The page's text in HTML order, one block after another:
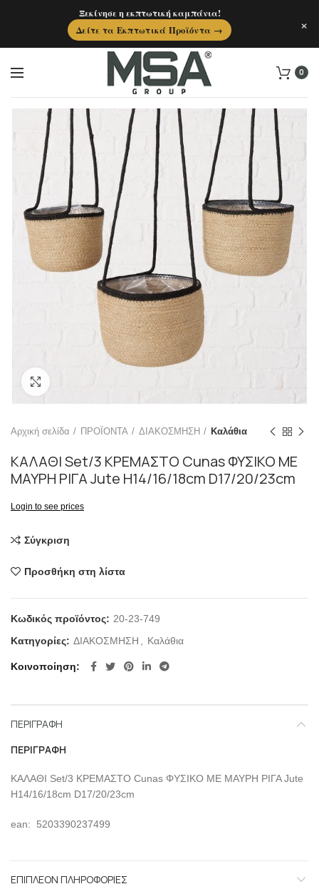
0
Αρχική σελίδα ΠΡΟΪΟΝΤΑ ΔΙΑΚΟΣΜΗΣΗ Καλάθια
ΚΑΛΑΘΙ Set/3 ΚΡΕΜΑΣΤΟ Cunas ΦΥΣΙΚΟ ΜΕ
ΜΑΥΡΗ ΡΙΓΑ Jute H14/16/18cm D17/20/23cm
Login to see prices
Σύγκριση
Προσθήκη στη λίστα
Κωδικός προϊόντος: 20-23-749
Κατηγορίες: ΔΙΑΚΟΣΜΗΣΗ Καλάθια
Κοινοποίηση
ΠΕΡΙΓΡΑΦΉ
ΠΕΡΙΓΡΑΦΉ
ΚΑΛΑΘΙ Set/3 ΚΡΕΜΑΣΤΟ Cunas ΦΥΣΙΚΟ ΜΕ ΜΑΥΡΗ ΡΙΓΑ Jute
H14/16/18cm D17/20/23cm
ean: 5203390237499
ΕΠΙΠΛΈΟΝ ΠΛΗΡΟΦΟΡΊΕΣ
Ξεκίνησε η εκπτωτική καμπάνια!
Δείτε τα Εκπτωτικά Προϊόντα →
×